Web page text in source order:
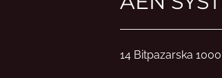
14 Bitpazarska